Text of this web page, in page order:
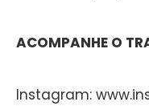
ACOMPANHE O
Instagram: